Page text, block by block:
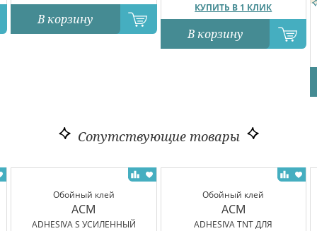
В корзину
КУПИТЬ В 1 КЛИК
В корзину
Сопутствующие товары
Обойный клей
ACM
ADHESIVA S УСИЛЕННЫЙ
Обойный клей
ACM
ADHESIVA TNT ДЛЯ